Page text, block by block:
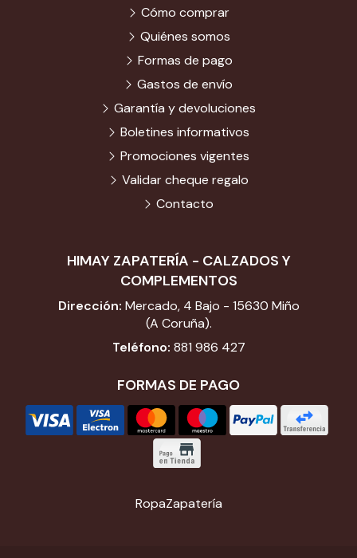
HIMAY ZAPATERÍA - CALZADOS Y
COMPLEMENTOS
Dirección: Mercado, 4 Bajo - 15630 Miño
(A Coruña).
Teléfono: 881 986 427
FORMAS DE PAGO
Cómo comprar
Quiénes somos
Formas de pago
Gastos de envío
Garantía y devoluciones
Boletines informativos
Promociones vigentes
Validar cheque regalo
Contacto
RopaZapatería